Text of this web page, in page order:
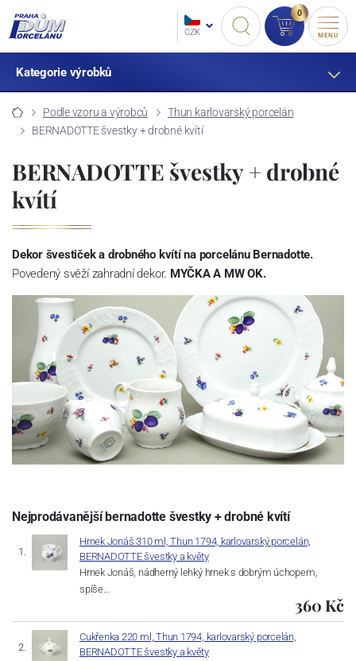
CZK
0
MENU
Kategorie výrobků
Podle vzoru a výrobců
Thun karlovarský porcelán
BERNADOTTE švestky + drobné kvítí
BERNADOTTE švestky + drobné
kvítí
Dekor švestiček a drobného kvítí na porcelánu Bernadotte.
Povedený svěží zahradní dekor. MYČKA A MW OK.
Nejprodávanější bernadotte švestky + drobné kvítí
Hrnek Jonáš 310 ml, Thun 1794, karlovarský porcelán,
BERNADOTTE švestky a květy
Hrnek Jonáš, nádherný lehký hrnek s dobrým úchopem,
spíše…
360 Kč
Cukřenka 220 ml, Thun 1794, karlovarský porcelán,
BERNADOTTE švestky a květy